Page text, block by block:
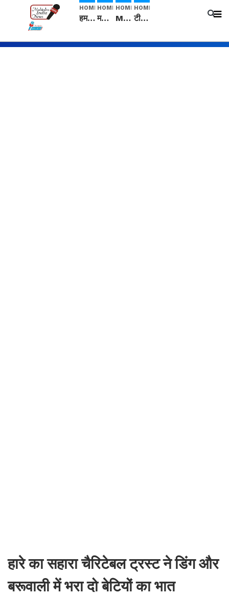
HOME
हम सनातनी..." सांसद kangana Ranaut से क्या बोली लड़की? Viral Jantar-Mantar | CJP protest
HOME
मनीषा हत्याकांड: हत्या, आत्महत्या या कोई बड़ा राज? | Full Story | Josh Haryana
HOME
Mangalsutra: हिंदू धर्म में शादी के बाद मंगलसूत्र क्यों पहनती है महिलाएं, किसने शुरु की ये परंपरा
HOME
टीम बीकेई ने एग्रीकल्चर ग्रेड की यूरिया खाद गट्टों में बदलकर टेक्निकल ग्रेड में बेचने वालों पर करवाई कार्रवाई: लखविंदर सिंह औलख
हारे का सहारा चैरिटेबल ट्रस्ट ने डिंग और
बरूवाली में भरा दो बेटियों का भात